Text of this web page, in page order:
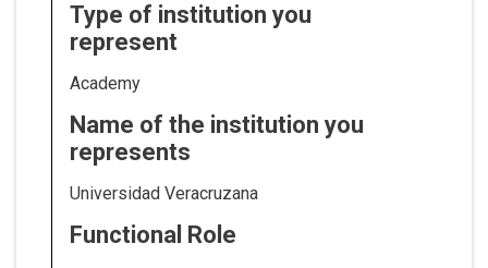
Type of institution you
represent
Academy
Name of the institution you
represents
Universidad Veracruzana
Functional Role